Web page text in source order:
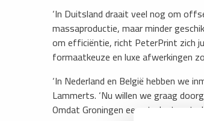
‘In Duitsland draait veel nog om
massaproductie, maar minder
om efficiëntie, richt PeterPrint zich
formaatkeuze en luxe afwerkingen
‘In Nederland en België hebben we
Lammerts. ‘Nu willen we graag
Omdat Groningen een